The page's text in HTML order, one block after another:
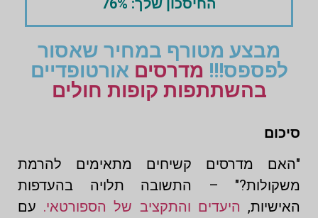
החיסכון שלך: 76%
מבצע מטורף במחיר שאסור
לפספס!!! מדרסים אורטופדיים
בהשתתפות קופות חולים
סיכום
"האם מדרסים קשיחים מתאימים להרמת
משקולות?" – התשובה תלויה בהעדפות
האישיות, היעדים והתקציב של הספורטאי. עם